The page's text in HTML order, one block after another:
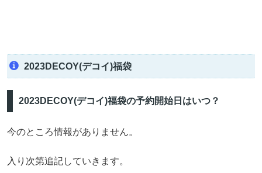
2023DECOY(デコイ)福袋
2023DECOY(デコイ)福袋の予約開始日はいつ？
今のところ情報がありません。
入り次第追記していきます。